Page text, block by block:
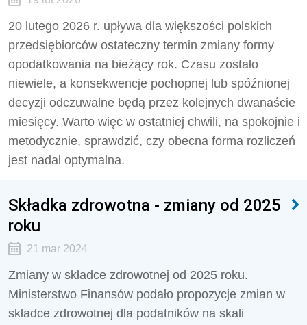
20 lutego 2026 r. upływa dla większości polskich
przedsiębiorców ostateczny termin zmiany formy
opodatkowania na bieżący rok. Czasu zostało
niewiele, a konsekwencje pochopnej lub spóźnionej
decyzji odczuwalne będą przez kolejnych dwanaście
miesięcy. Warto więc w ostatniej chwili, na spokojnie i
metodycznie, sprawdzić, czy obecna forma rozliczeń
jest nadal optymalna.
Składka zdrowotna - zmiany od 2025
roku
21 mar 2024
Zmiany w składce zdrowotnej od 2025 roku.
Ministerstwo Finansów podało propozycje zmian w
składce zdrowotnej dla podatników na skali